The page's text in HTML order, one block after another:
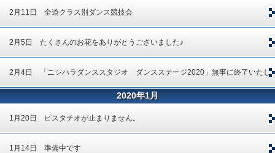
2月11日 全道クラス別ダンス競技会
2月5日 たくさんのお花をありがとうございました♪
2月4日 「ニシハラダンススタジオ ダンスステージ2020」無事に終了いたし
ました！
2020年1月
1月20日 ピスタチオが止まりません。
1月14日 準備中です